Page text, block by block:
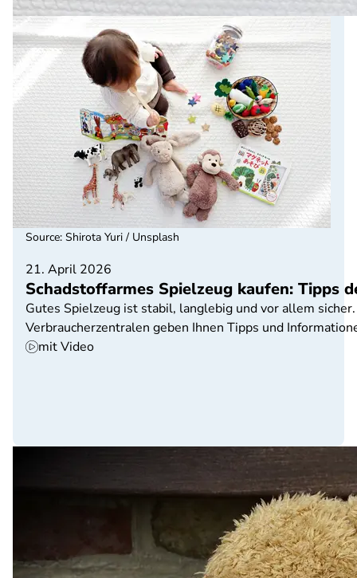
21. April 2026
Schadstoffarmes Spielzeug kaufen: Tipps
Gutes Spielzeug ist stabil, langlebig und vor allem
Verbraucherzentralen geben Ihnen Tipps und
mit Video
Source: Shirota Yuri / Unsplash